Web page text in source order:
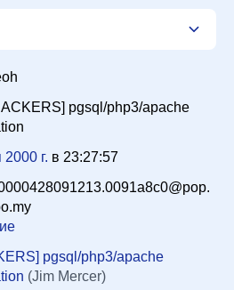
pgsql/php3/apache
г. в 23:27:57
pgsql/php3/apache
(Jim Mercer)